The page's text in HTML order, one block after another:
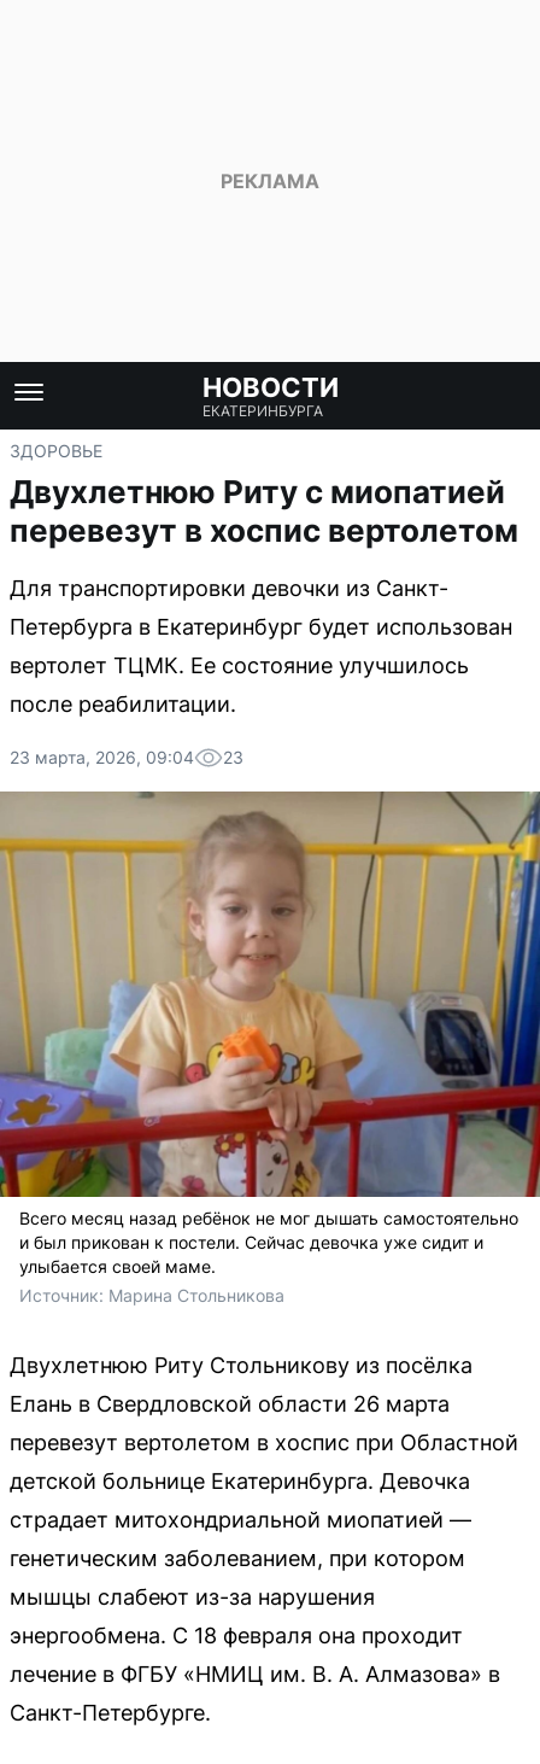
НОВОСТИ
ЕКАТЕРИНБУРГА
ЗДОРОВЬЕ
Двухлетнюю Риту с миопатией
перевезут в хоспис вертолетом
Для транспортировки девочки из Санкт-
Петербурга в Екатеринбург будет использован
вертолет ТЦМК. Ее состояние улучшилось
после реабилитации.
23 марта, 2026, 09:04 23
Всего месяц назад ребёнок не мог дышать самостоятельно
и был прикован к постели. Сейчас девочка уже сидит и
улыбается своей маме.
Источник: Марина Стольникова
Двухлетнюю Риту Стольникову из посёлка
Елань в Свердловской области 26 марта
перевезут вертолетом в хоспис при Областной
детской больнице Екатеринбурга. Девочка
страдает митохондриальной миопатией —
генетическим заболеванием, при котором
мышцы слабеют из-за нарушения
энергообмена. С 18 февраля она проходит
лечение в ФГБУ «НМИЦ им. В. А. Алмазова» в
Санкт-Петербурге.